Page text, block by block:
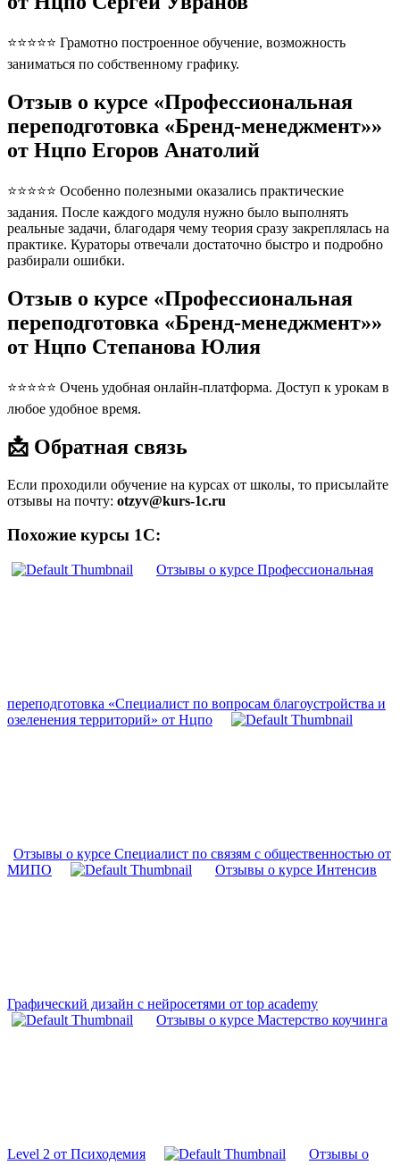
⭐⭐⭐⭐⭐ Грамотно построенное обучение, возможность
заниматься по собственному графику.
Отзыв о курсе «Профессиональная
переподготовка «Бренд-менеджмент»»
от Нцпо Егоров Анатолий
⭐⭐⭐⭐⭐ Особенно полезными оказались практические
задания. После каждого модуля нужно было выполнять
реальные задачи, благодаря чему теория сразу закреплялась на
практике. Кураторы отвечали достаточно быстро и подробно
разбирали ошибки.
Отзыв о курсе «Профессиональная
переподготовка «Бренд-менеджмент»»
от Нцпо Степанова Юлия
⭐⭐⭐⭐⭐ Очень удобная онлайн-платформа. Доступ к урокам в
любое удобное время.
📩 Обратная связь
Если проходили обучение на курсах от школы, то присылайте
отзывы на почту: otzyv@kurs-1c.ru
Похожие курсы 1С:
Отзывы о курсе Профессиональная
переподготовка «Специалист по вопросам благоустройства и
озеленения территорий» от Нцпо
Отзывы о курсе Специалист по связям с общественностью от
МИПО
Отзывы о курсе Интенсив
Графический дизайн с нейросетями от top academy
Отзывы о курсе Мастерство коучинга
Level 2 от Психодемия Отзывы о